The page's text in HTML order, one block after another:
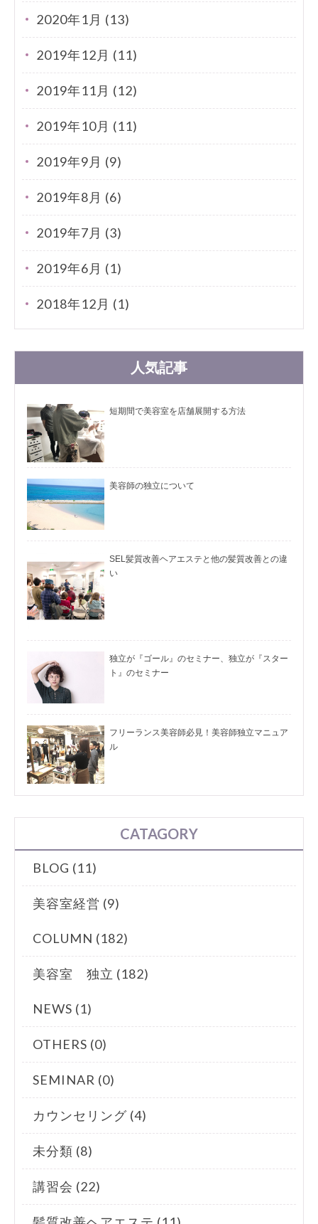
2020年1月 (13)
2019年12月 (11)
2019年11月 (12)
2019年10月 (11)
2019年9月 (9)
2019年8月 (6)
2019年7月 (3)
2019年6月 (1)
2018年12月 (1)
人気記事
短期間で美容室を店舗展開する方法
美容師の独立について
SEL髪質改善ヘアエステと他の髪質改善との違
い
独立が『ゴール』のセミナー、独立が『スター
ト』のセミナー
フリーランス美容師必見！美容師独立マニュア
ル
CATAGORY
BLOG (11)
美容室経営 (9)
COLUMN (182)
美容室 独立 (182)
NEWS (1)
OTHERS (0)
SEMINAR (0)
カウンセリング (4)
未分類 (8)
講習会 (22)